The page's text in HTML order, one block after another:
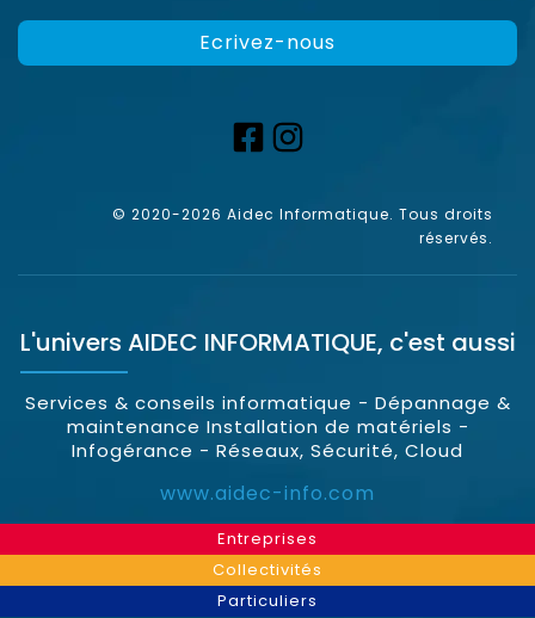
Ecrivez-nous
© 2020-2026 Aidec Informatique. Tous droits
réservés.
L'univers AIDEC INFORMATIQUE, c'est aussi
Services & conseils informatique - Dépannage &
maintenance Installation de matériels -
Infogérance - Réseaux, Sécurité, Cloud
www.aidec-info.com
Entreprises
Collectivités
Particuliers